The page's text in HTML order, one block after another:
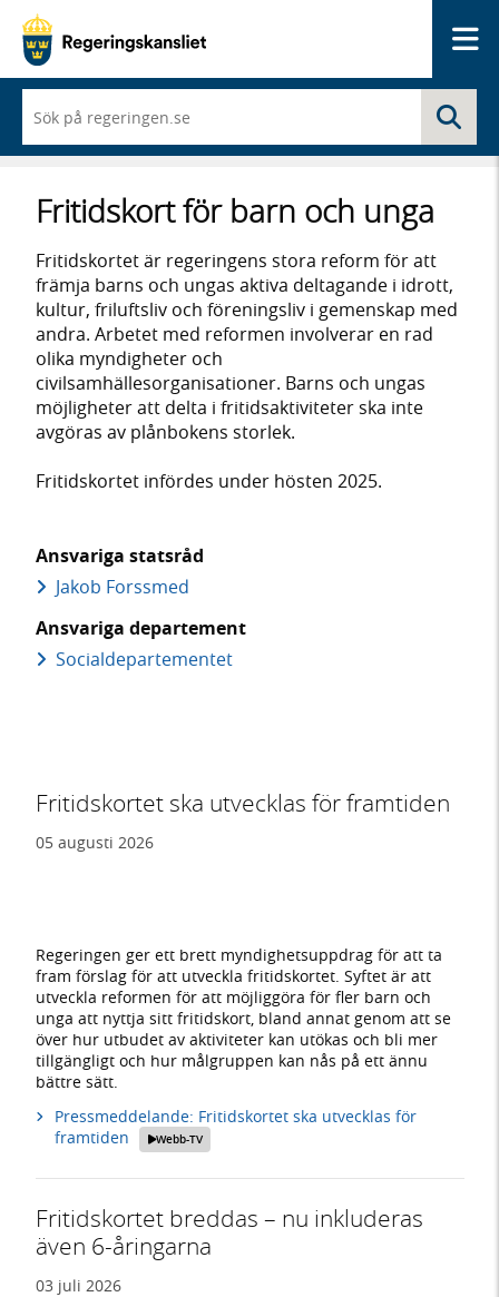
du
börjar
skriva
framträder
en
med
sökförslag
Fritidskort för barn och unga
Fritidskortet är regeringens stora reform för att
främja barns och ungas aktiva deltagande i idrott,
kultur, friluftsliv och föreningsliv i gemenskap med
andra. Arbetet med reformen involverar en rad
olika myndigheter och
civilsamhällesorganisationer. Barns och ungas
möjligheter att delta i fritidsaktiviteter ska inte
avgöras av plånbokens storlek.
Fritidskortet infördes under hösten 2025.
Ansvariga statsråd
Jakob Forssmed
Ansvariga departement
Social­departementet
Fritidskortet ska utvecklas för framtiden
05 augusti 2026
Regeringen ger ett brett myndighetsuppdrag för att ta
fram förslag för att utveckla fritidskortet. Syftet är att
utveckla reformen för att möjliggöra för fler barn och
unga att nyttja sitt fritidskort, bland annat genom att se
över hur utbudet av aktiviteter kan utökas och bli mer
tillgängligt och hur målgruppen kan nås på ett ännu
bättre sätt.
Pressmeddelande: Fritidskortet ska utvecklas för
framtiden
Webb-TV
Fritidskortet breddas – nu inkluderas
även 6-åringarna
03 juli 2026